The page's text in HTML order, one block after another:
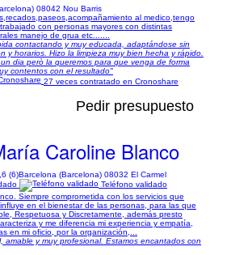
08042 Nou Barris
al medico,tengo
con personas mayores con distintas
manejo de grua etc.......
contactando y muy educada, adaptándose sin
y horarios. Hizo la limpieza muy bien hecha y rápido.
dia però la queremos para que venga de forma
contentos con el resultado"
27 veces contratado en Cronoshare
Pedir presupuesto
Caroline Blanco
(6)Barcelona (Barcelona) 08032 El Carmel
Teléfono validado
Siempre comprometida con los servicios que
en el bienestar de las personas, para las que
Respetuosa y Discretamente, además presto
y me diferencia mi experiencia y empatía,
en mi oficio, por la organización,...
amable y muy profesional. Estamos encantados con